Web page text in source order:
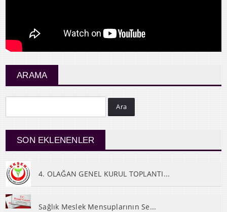
ARAMA
Ara
SON EKLENENLER
4. OLAĞAN GENEL KURUL TOPLANTI...
Sağlık Meslek Mensuplarının Se...